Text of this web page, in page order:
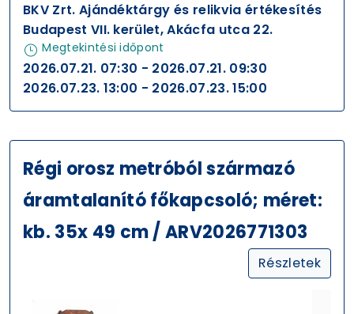
BKV Zrt. Ajándéktárgy és relikvia értékesítés
Budapest VII. kerület, Akácfa utca 22.
Megtekintési időpont
2026.07.21. 07:30 - 2026.07.21. 09:30
2026.07.23. 13:00 - 2026.07.23. 15:00
Régi orosz metróból származó
áramtalanító főkapcsoló; méret:
kb. 35x 49 cm / ARV2026771303
Részletek